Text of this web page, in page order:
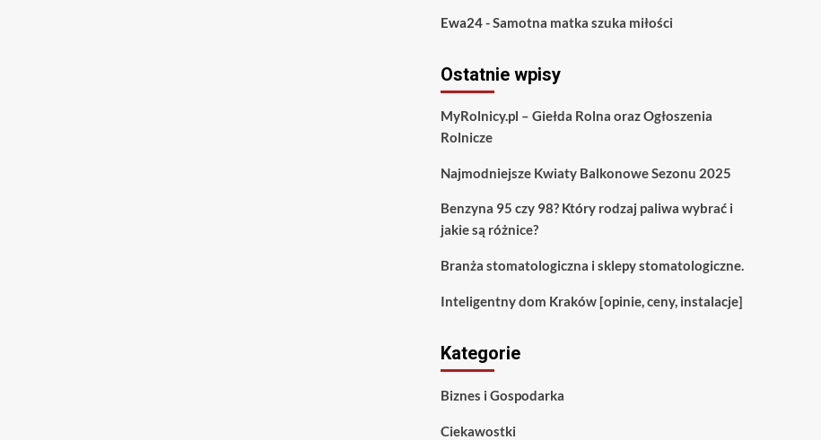
Ewa24-Samotna matka szuka miłości
Ostatnie wpisy
MyRolnicy.pl – Giełda Rolna oraz Ogłoszenia
Rolnicze
Najmodniejsze Kwiaty Balkonowe Sezonu 2025
Benzyna 95 czy 98? Który rodzaj paliwa wybrać i
jakie są różnice?
Branża stomatologiczna i sklepy stomatologiczne.
Inteligentny dom Kraków [opinie, ceny, instalacje]
Kategorie
Biznes i Gospodarka
Ciekawostki